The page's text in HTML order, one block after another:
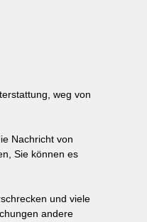
weg von
Nachricht von
Sie können es
und viele
andere